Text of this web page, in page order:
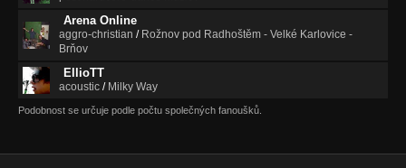
Arena Online
aggro-christian / Rožnov pod Radhoštěm - Velké Karlovice -
Brňov
EllioTT
acoustic / Milky Way
Podobnost se určuje podle počtu společných fanoušků.